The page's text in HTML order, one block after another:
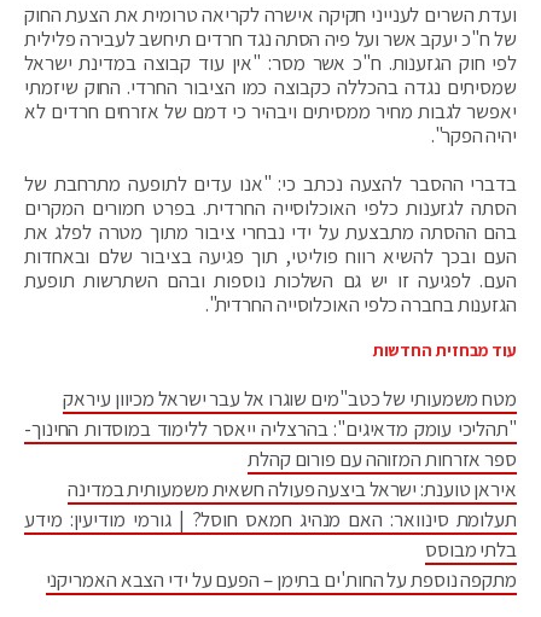
ועדת השרים לענייני חקיקה אישרה לקריאה טרומית את הצעת החוק
של ח"כ יעקב אשר ועל פיה הסתה נגד חרדים תיחשב לעבירה פלילית
לפי חוק הגזענות. ח"כ אשר מסר: "אין עוד קבוצה במדינת ישראל
שמסיתים נגדה בהכללה כקבוצה כמו הציבור החרדי. החוק שיזמתי
יאפשר לגבות מחיר ממסיתים ויבהיר כי דמם של אזרחים חרדים לא
יהיה הפקר".
בדברי ההסבר להצעה נכתב כי: "אנו עדים לתופעה מתרחבת של
הסתה לגזענות כלפי האוכלוסייה החרדית. בפרט חמורים המקרים
בהם ההסתה מתבצעת על ידי נבחרי ציבור מתוך מטרה לפלג את
העם ובכך להשיא רווח פוליטי, תוך פגיעה בציבור שלם ובאחדות
העם. לפגיעה זו יש גם השלכות נוספות ובהם השתרשות תופעת
הגזענות בחברה כלפי האוכלוסייה החרדית".
עוד מבחזית החדשות
מטח משמעותי של כטב"מים שוגרו אל עבר ישראל מכיוון עיראק
"תהליכי עומק מדאיגים": בהרצליה ייאסר ללימוד במוסדות החינוך-
ספר אזרחות המזוהה עם פורום קהלת
איראן טוענת: ישראל ביצעה פעולה חשאית משמעותית במדינה
תעלומת סינוואר: האם מנהיג חמאס חוסל? | גורמי מודיעין: מידע
בלתי מבוסס
מתקפה נוספת על החות'ים בתימן – הפעם על ידי הצבא האמריקני